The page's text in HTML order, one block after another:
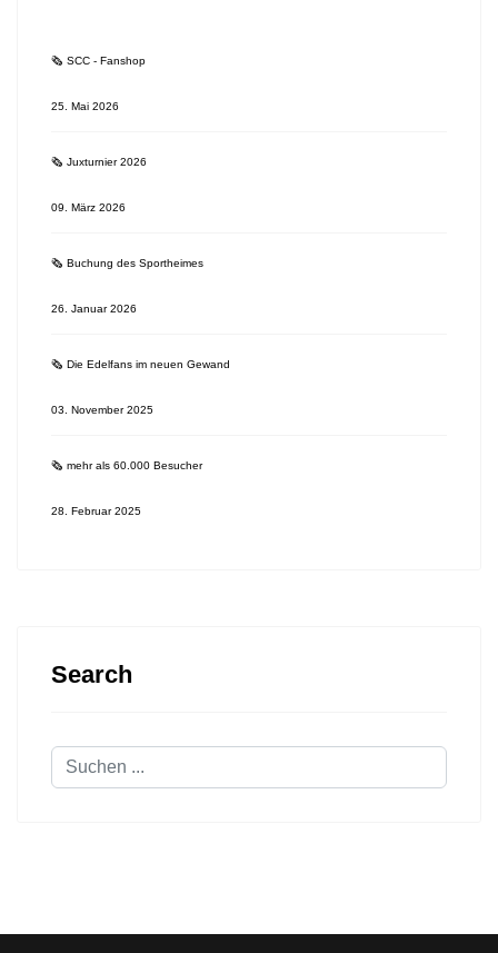
🗞 SCC - Fanshop
25. Mai 2026
🗞 Juxturnier 2026
09. März 2026
🗞 Buchung des Sportheimes
26. Januar 2026
🗞 Die Edelfans im neuen Gewand
03. November 2025
🗞 mehr als 60.000 Besucher
28. Februar 2025
Search
Suchen